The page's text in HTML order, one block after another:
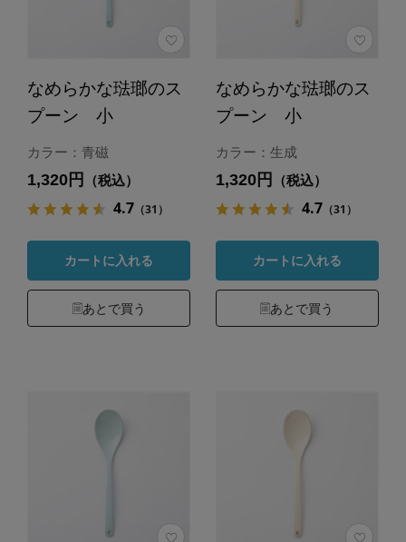
なめらかな琺瑯のス
プーン 小
カラー：青磁
1,320円 （税込）
4.7（31）
カートに入れる
あとで買う
なめらかな琺瑯のス
プーン 小
カラー：生成
1,320円 （税込）
4.7（31）
カートに入れる
あとで買う